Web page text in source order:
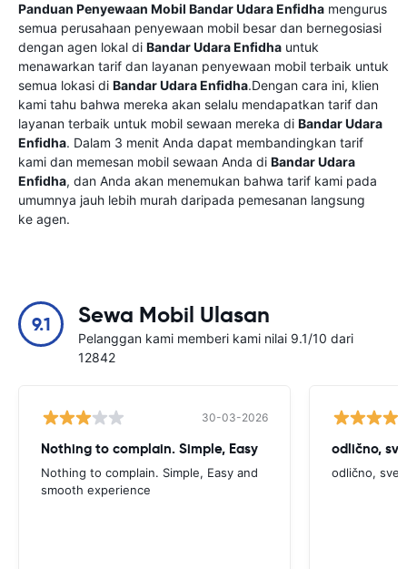
Panduan Penyewaan Mobil Bandar Udara Enfidha mengurus
semua perusahaan penyewaan mobil besar dan bernegosiasi
dengan agen lokal di Bandar Udara Enfidha untuk
menawarkan tarif dan layanan penyewaan mobil terbaik untuk
semua lokasi di Bandar Udara Enfidha.Dengan cara ini, klien
kami tahu bahwa mereka akan selalu mendapatkan tarif dan
layanan terbaik untuk mobil sewaan mereka di Bandar Udara
Enfidha. Dalam 3 menit Anda dapat membandingkan tarif
kami dan memesan mobil sewaan Anda di Bandar Udara
Enfidha, dan Anda akan menemukan bahwa tarif kami pada
umumnya jauh lebih murah daripada pemesanan langsung
ke agen.
9.1 Sewa Mobil Ulasan
Pelanggan kami memberi kami nilai 9.1/10 dari
12842
30-03-2026
Nothing to complain. Simple, Easy
Nothing to complain. Simple, Easy and
smooth experience
odlično,
odlično, sve